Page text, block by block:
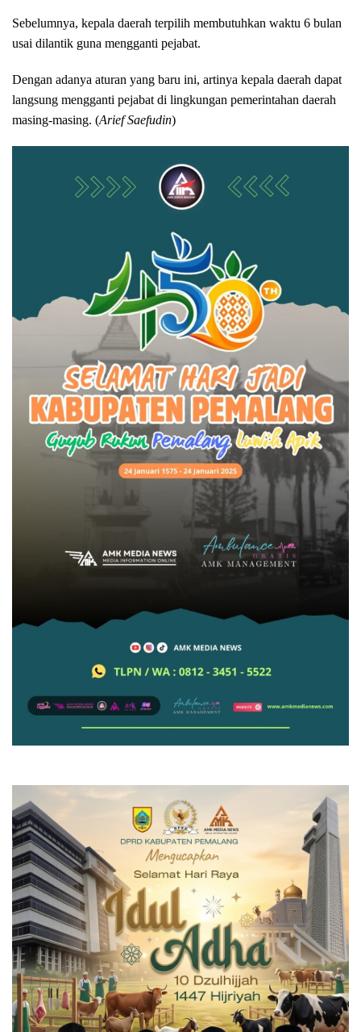
Sebelumnya, kepala daerah terpilih membutuhkan waktu 6 bulan
usai dilantik guna mengganti pejabat.
Dengan adanya aturan yang baru ini, artinya kepala daerah dapat
langsung mengganti pejabat di lingkungan pemerintahan daerah
masing-masing. (Arief Saefudin)